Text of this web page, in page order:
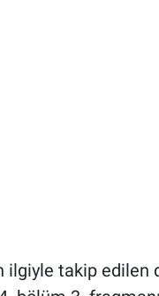
ilgiyle takip edilen